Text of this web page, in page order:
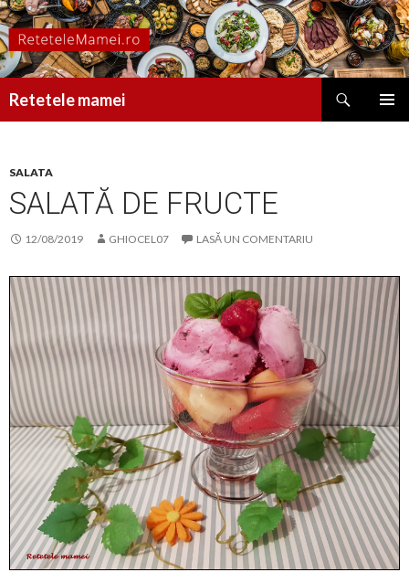
Retetele mamei
SALATA
SALATĂ DE FRUCTE
12/08/2019 GHIOCEL07 LASĂ UN COMENTARIU